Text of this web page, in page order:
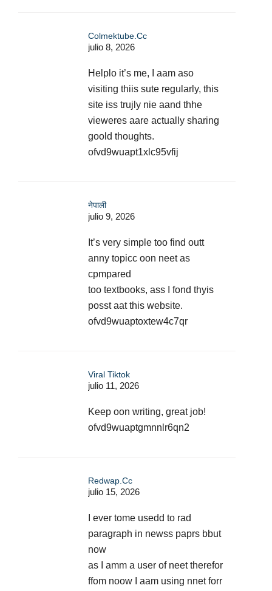
Colmektube.cc
julio 8, 2026
Helplo it’s me, I aam aso
visiting thiis sute regularly, this
site iss trujly nie aand thhe
vieweres aare actually sharing
goold thoughts.
ofvd9wuapt1xlc95vfij
नेपाली
julio 9, 2026
It’s very simple too find outt
anny topicc oon neet as
cpmpared
too textbooks, ass I fond thyis
posst aat this website.
ofvd9wuaptoxtew4c7qr
Viral Tiktok
julio 11, 2026
Keep oon writing, great job!
ofvd9wuaptgmnnlr6qn2
Redwap.cc
julio 15, 2026
I ever tome usedd to rad
paragraph in newss paprs bbut
now
as I amm a user of neet therefor
ffom noow I aam using nnet forr